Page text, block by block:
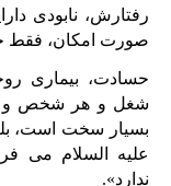
رفتارش، نابودی
صورت امکان، فقط
حسادت، بیماری
شغل و هر شخص و
بسیار سخت است،
علیه السلام می
ندارد».